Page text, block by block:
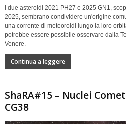
I due asteroidi 2021 PH27 e 2025 GN1,
2025, sembrano condividere un'origine
una corrente di meteoroidi lungo la loro
potrebbe essere possibile osservare dalla
Venere.
Continua a leggere
ShaRA#15 – Nuclei
CG38